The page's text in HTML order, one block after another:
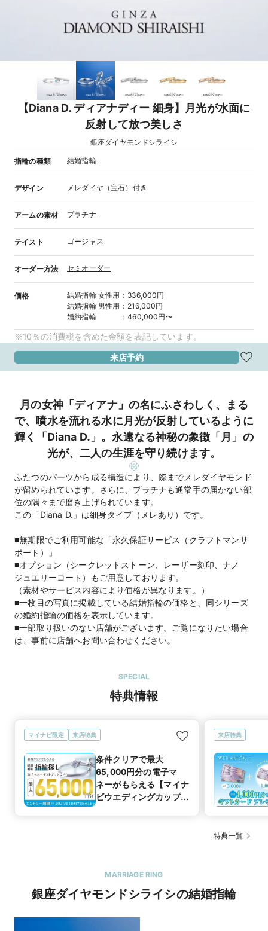
【Diana D. ディアナディー 細身】月光が水面に
反射して放つ美しさ
銀座ダイヤモンドシライシ
指輪の種類 結婚指輪
デザイン メレダイヤ（宝石）付き
アームの素材 プラチナ
テイスト ゴージャス
オーダー方法 セミオーダー
価格 結婚指輪 女性用 ： 336,000円
結婚指輪 男性用 ： 216,000円
婚約指輪
：460,000円〜
※10％の消費税を含めた金額を表記しています。
来店予約
月の女神「ディアナ」の名にふさわしく、まる
で、噴水を流れる水に月光が反射しているように
輝く「Diana D.」。永遠なる神秘の象徴「月」の
光が、二人の生涯を守り続けます。
ふたつのパーツから成る構造により、際までメレダイヤモンド
が留められています。さらに、プラチナも通常手の届かない部
位の隅々まで磨き上げられています。
この「Diana D.」は細身タイプ（メレあり）です。
■無期限でご利用可能な「永久保証サービス（クラフトマンサ
ポート）」
■オプション（シークレットストーン、レーザー刻印、ナノ
ジュエリーコート）もご用意しております。
（素材やサービス内容により価格が異なります。）
■一枚目の写真に掲載している結婚指輪の価格と、同シリーズ
の婚約指輪の価格を表示しています。
■一部取り扱いのない店舗がございます。ご覧になりたい場合
は、事前に店舗へお問い合わせください。
SPECIAL
特典情報
マイナビ限定 来店特典
条件クリアで最大
65,000円分の電子マ
ネーがもらえる【マイナ
ビウエディングカップル
来店特典
特典一覧
MARRIAGE RING
銀座ダイヤモンドシライシの結婚指輪